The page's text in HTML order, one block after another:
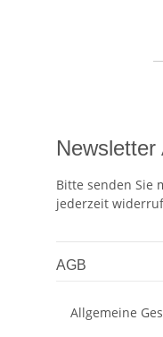
Newsletter
Bitte senden Sie
jederzeit
AGB
Allgemeine